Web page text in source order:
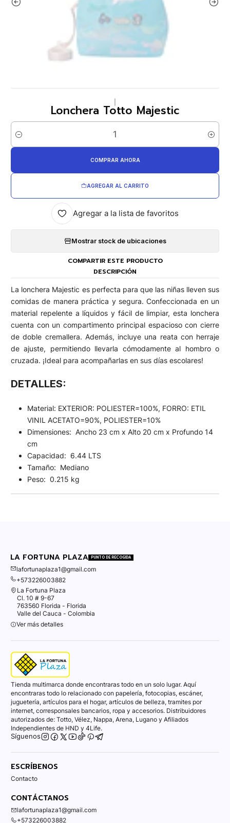
Lonchera Totto Majestic
Cantidad
AGREGAR AL CARRITO
COMPRAR AHORA
Agregar a la lista de favoritos
Mostrar stock de ubicaciones
COMPARTIR ESTE PRODUCTO
DESCRIPCIÓN
La lonchera Majestic es perfecta para que las niñas lleven sus
comidas de manera práctica y segura. Confeccionada en un
material repelente a líquidos y fácil de limpiar, esta lonchera
cuenta con un compartimento principal espacioso con cierre
de doble cremallera. Además, incluye una reata con herraje
de ajuste, permitiendo llevarla cómodamente al hombro o
cruzada. ¡Ideal para acompañarlas en sus días escolares!
DETALLES:
Material: EXTERIOR: POLIESTER=100%, FORRO: ETIL
VINIL ACETATO=90%, POLIESTER=10%
Dimensiones: Ancho 23 cm x Alto 20 cm x Profundo 14
cm
Capacidad: 6.44 LTS
Tamaño: Mediano
Peso: 0.215 kg
LA FORTUNA PLAZA PUNTO DE RECOGIDA
lafortunaplaza1@gmail.com
+573226003882
La Fortuna Plaza
Cl. 10 # 9-67
763560 Florida - Florida
Valle del Cauca - Colombia
Ver más detalles
Tienda multimarca donde encontraras todo en un solo lugar. Aquí
encontraras todo lo relacionado con papelería, fotocopias, escáner,
juguetería, artículos para el hogar, artículos de belleza, tramites por
internet, corresponsales bancarios, ropa y accesorios. Distribuidores
autorizados de: Totto, Vélez, Nappa, Arena, Lugano y Afiliados
Independientes de HND y 4Life.
Síguenos
ESCRÍBENOS
Contacto
CONTÁCTANOS
lafortunaplaza1@gmail.com
+573226003882